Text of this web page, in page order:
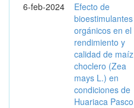
6-feb-2024
Efecto de
bioestimulantes
orgánicos en el
rendimiento y
calidad de maíz
choclero (Zea
mays L.) en
condiciones de
Huariaca Pasco